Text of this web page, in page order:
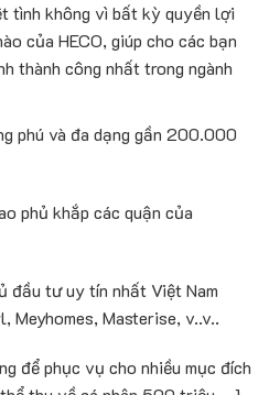
tình không vì bất kỳ quyền lợi
của HECO, giúp cho các bạn
thành công nhất trong ngành
phú và đa dạng gần 200.000
phủ khắp các quận của
đầu tư uy tín nhất Việt Nam
Meyhomes, Masterise, v..v..
để phục vụ cho nhiều mục đích